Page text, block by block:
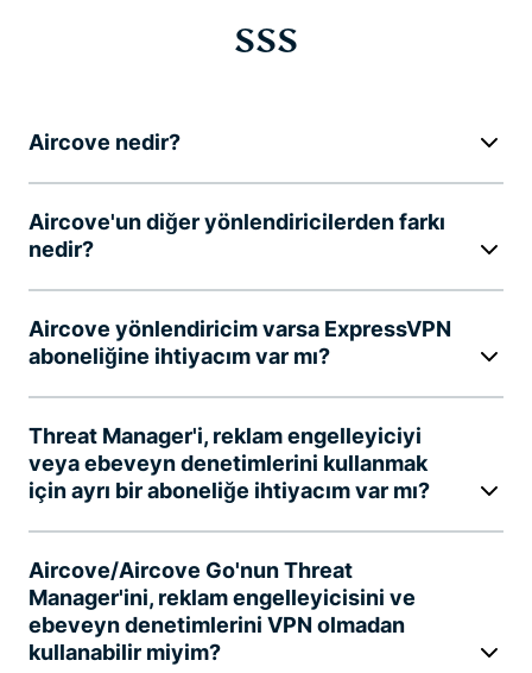
SSS
Aircove nedir?
Aircove'un diğer yönlendiricilerden farkı
nedir?
Aircove yönlendiricim varsa ExpressVPN
aboneliğine ihtiyacım var mı?
Threat Manager'i, reklam engelleyiciyi
veya ebeveyn denetimlerini kullanmak
için ayrı bir aboneliğe ihtiyacım var mı?
Aircove/Aircove Go'nun Threat
Manager'ini, reklam engelleyicisini ve
ebeveyn denetimlerini VPN olmadan
kullanabilir miyim?